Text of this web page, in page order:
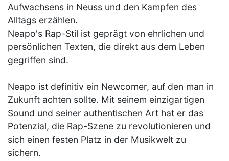
Aufwachsens in Neuss und den Kampfen des
Alltags erzählen.
Neapo's Rap-Stil ist geprägt von ehrlichen und
persönlichen Texten, die direkt aus dem Leben
gegriffen sind.
Neapo ist definitiv ein Newcomer, auf den man in
Zukunft achten sollte. Mit seinem einzigartigen
Sound und seiner authentischen Art hat er das
Potenzial, die Rap-Szene zu revolutionieren und
sich einen festen Platz in der Musikwelt zu
sichern.